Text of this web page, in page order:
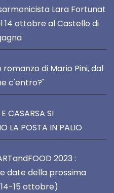
Lara Fortunat
14 ottobre al Castello di
romanzo di Mario Pini, dal
c'entro?"
CASARSA SI
LA POSTA IN PALIO
2023 :
date della prossima
15 ottobre)